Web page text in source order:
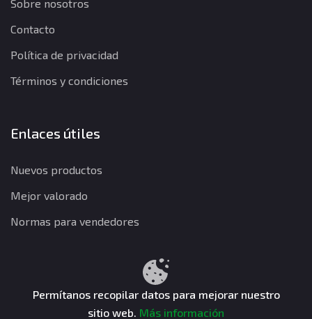
Sobre nosotros
Contacto
Política de privacidad
Términos y condiciones
Enlaces útiles
Nuevos productos
Mejor valorado
Normas para vendedores
Términos y condiciones
CuentasGO © 2026. Todos los derechos reservados.
Permítanos recopilar datos para mejorar nuestro
sitio web. Más información